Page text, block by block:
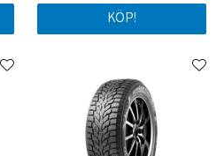
KÖP!